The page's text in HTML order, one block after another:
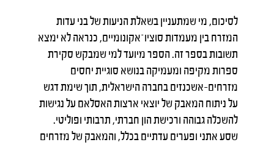
לסיכום, מי שמתעניין בשאלת הניעות של בני עדות
המזרח בין מעמדות סוציו־אקונומיים, כנראה לא ימצא
תשובות בספר זה. הספר מיועד למי שמבקש סקירת
ספרות מקיפה ומעמיקה בנושא סוגיית יחסים
מזרחים-אשכנזים בחברה הישראלית, תוך שימת דגש
על ניתוח המאבק של יוצאי ארצות האסלאם על נגישות
להשכלה גבוהה ורכישת הון חברתי, תרבותי ופוליטי.
שסע אתני ופערים עדתיים בכלל, והמאבק של מזרחים